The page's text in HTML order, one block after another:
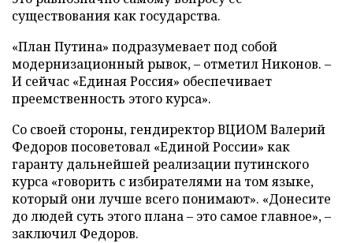
существования как государства.
«План Путина» подразумевает под собой
модернизационный рывок, – отметил Никонов. –
И сейчас «Единая Россия» обеспечивает
преемственность этого курса».
Со своей стороны, гендиректор ВЦИОМ Валерий
Федоров посоветовал «Единой России» как
гаранту дальнейшей реализации путинского
курса «говорить с избирателями на том языке,
который они лучше всего понимают». «Донесите
до людей суть этого плана – это самое главное», –
заключил Федоров.